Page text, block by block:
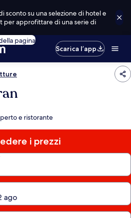
sconto su una selezione di hotel e
per approfittare di una serie di
pagina
Scarica l’app
e ristorante
i prezzi